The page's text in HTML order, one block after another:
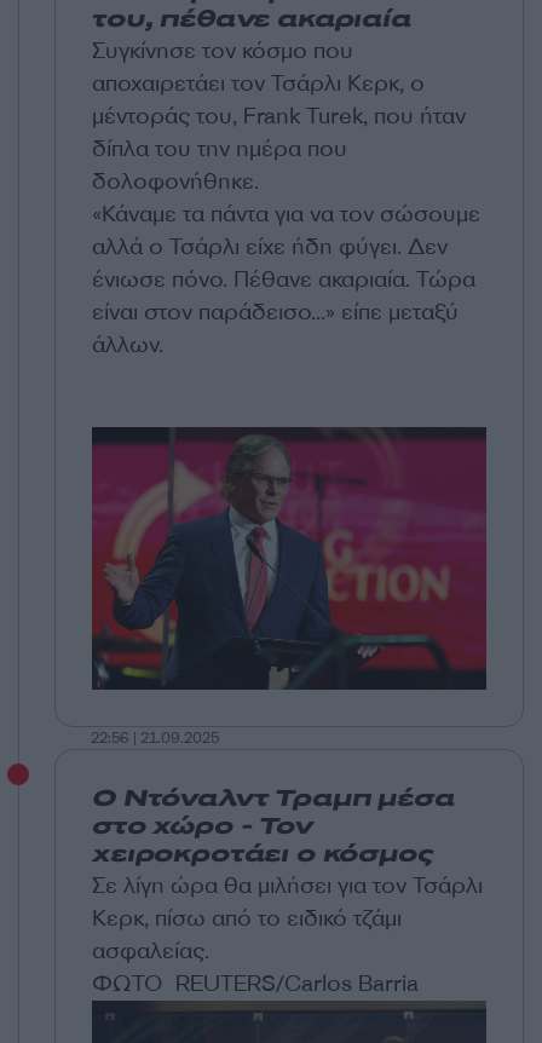
του, πέθανε ακαριαία
Συγκίνησε τον κόσμο που
αποχαιρετάει τον Τσάρλι Κερκ, ο
μέντοράς του, Frank Turek, που ήταν
δίπλα του την ημέρα που
δολοφονήθηκε.
«Κάναμε τα πάντα για να τον σώσουμε
αλλά ο Τσάρλι είχε ήδη φύγει. Δεν
ένιωσε πόνο. Πέθανε ακαριαία. Τώρα
είναι στον παράδεισο...» είπε μεταξύ
άλλων.
22:56 | 21.09.2025
O Ντόναλντ Τραμπ μέσα
στο χώρο - Τον
χειροκροτάει ο κόσμος
Σε λίγη ώρα θα μιλήσει για τον Τσάρλι
Κερκ, πίσω από το ειδικό τζάμι
ασφαλείας.
ΦΩΤΟ REUTERS/Carlos Barria